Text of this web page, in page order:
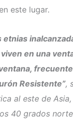
este lugar.
etnias
en una
Resistente”,
al este de
40 grados